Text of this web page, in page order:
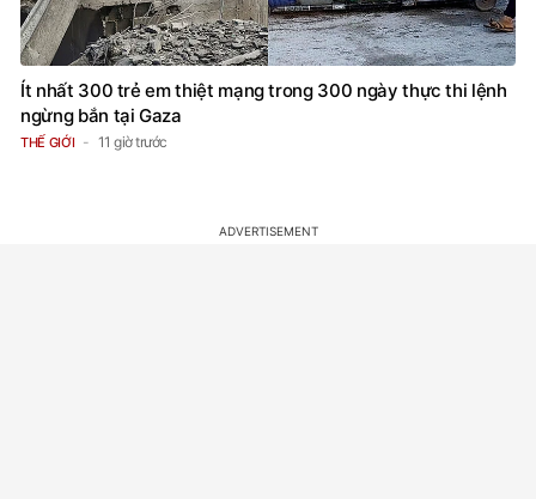
Ít nhất 300 trẻ em thiệt mạng trong 300 ngày thực thi lệnh
ngừng bắn tại Gaza
THẾ GIỚI 11 giờ trước